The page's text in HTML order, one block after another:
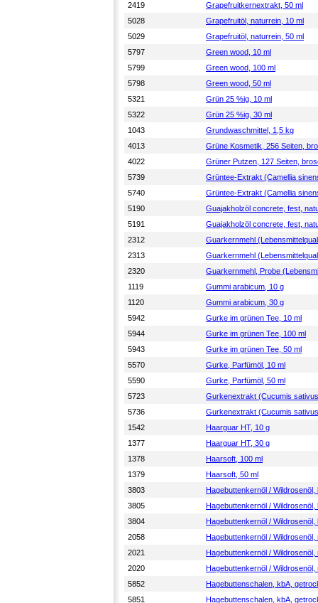
2419
Grapefruitkernextrakt, 50 ml
5028
Grapefruitöl, naturrein, 10 ml
5029
Grapefruitöl, naturrein, 50 ml
5797
Green wood, 10 ml
5799
Green wood, 100 ml
5798
Green wood, 50 ml
5321
Grün 25 %ig, 10 ml
5322
Grün 25 %ig, 30 ml
1043
Grundwaschmittel, 1,5 kg
4013
Grüne Kosmetik, 256 Seiten,
4022
Grüner Putzen, 127 Seiten,
5739
Grüntee-Extrakt (Camellia
5740
Grüntee-Extrakt (Camellia
5190
Guajakholzöl concrete, fest,
5191
Guajakholzöl concrete, fest,
2312
Guarkernmehl
2313
Guarkernmehl
2320
Guarkernmehl, Probe
1119
Gummi arabicum, 10 g
1120
Gummi arabicum, 30 g
5942
Gurke im grünen Tee, 10 ml
5944
Gurke im grünen Tee, 100 ml
5943
Gurke im grünen Tee, 50 ml
5570
Gurke, Parfümöl, 10 ml
5590
Gurke, Parfümöl, 50 ml
5723
Gurkenextrakt (Cucumis
5736
Gurkenextrakt (Cucumis
1542
Haarguar HT, 10 g
1377
Haarguar HT, 30 g
1378
Haarsoft, 100 ml
1379
Haarsoft, 50 ml
3803
Hagebuttenkernöl /
3805
Hagebuttenkernöl /
3804
Hagebuttenkernöl /
2058
Hagebuttenkernöl / Wildrosenöl,
2021
Hagebuttenkernöl / Wildrosenöl,
2020
Hagebuttenkernöl / Wildrosenöl,
5852
Hagebuttenschalen, kbA,
5851
Hagebuttenschalen, kbA,